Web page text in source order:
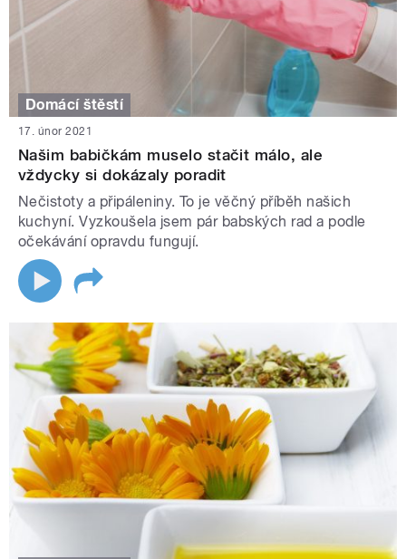
Domácí štěstí
17. únor 2021
Našim babičkám muselo stačit málo, ale
vždycky si dokázaly poradit
Nečistoty a připáleniny. To je věčný příběh našich
kuchyní. Vyzkoušela jsem pár babských rad a podle
očekávání opravdu fungují.